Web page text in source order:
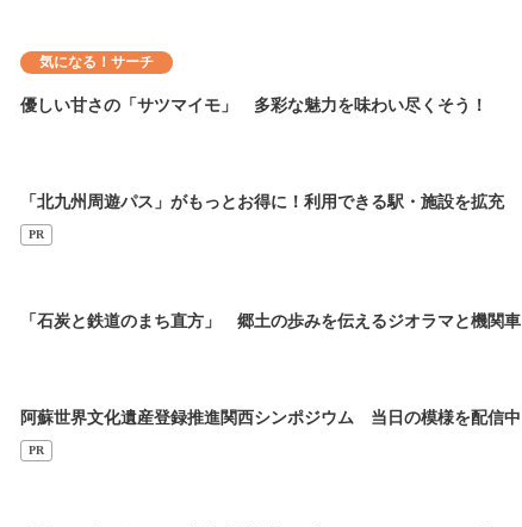
気になる！サーチ
優しい甘さの「サツマイモ」 多彩な魅力を味わい尽くそう！
「北九州周遊パス」がもっとお得に！利用できる駅・施設を拡充
PR
「石炭と鉄道のまち直方」 郷土の歩みを伝えるジオラマと機関車
阿蘇世界文化遺産登録推進関西シンポジウム 当日の模様を配信中
PR